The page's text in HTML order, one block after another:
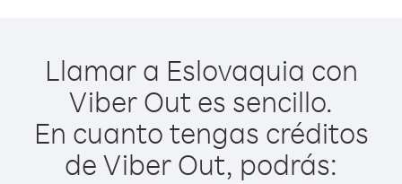
Llamar a Eslovaquia con
Viber Out es sencillo.
En cuanto tengas créditos
de Viber Out, podrás: